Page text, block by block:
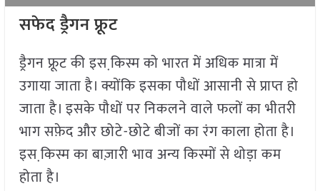
सफेद ड्रैगन फ्रूट
ड्रैगन फ्रूट की इस कि़स्म को भारत में अधिक मात्रा में
उगाया जाता है। क्योंकि इसका पौधों आसानी से प्राप्त हो
जाता है। इसके पौधों पर निकलने वाले फलों का भीतरी
भाग सफ़ेद और छोटे-छोटे बीजों का रंग काला होता है।
इस कि़स्म का बाज़ारी भाव अन्य किस्मों से थोड़ा कम
होता है।